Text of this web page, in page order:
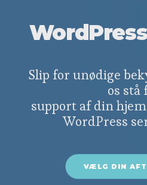
Slip for unødige
os stå
support af din
WordPress
VÆLG DIN